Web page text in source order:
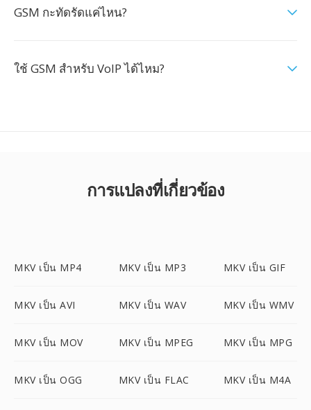
GSM กะทัดรัดแค่ไหน?
ใช้ GSM สำหรับ VoIP ได้ไหม?
การแปลงที่เกี่ยวข้อง
MKV เป็น MP4 MKV เป็น MP3 MKV เป็น GIF
MKV เป็น AVI MKV เป็น WAV MKV เป็น WMV
MKV เป็น MOV MKV เป็น MPEG MKV เป็น MPG
MKV เป็น OGG MKV เป็น FLAC MKV เป็น M4A